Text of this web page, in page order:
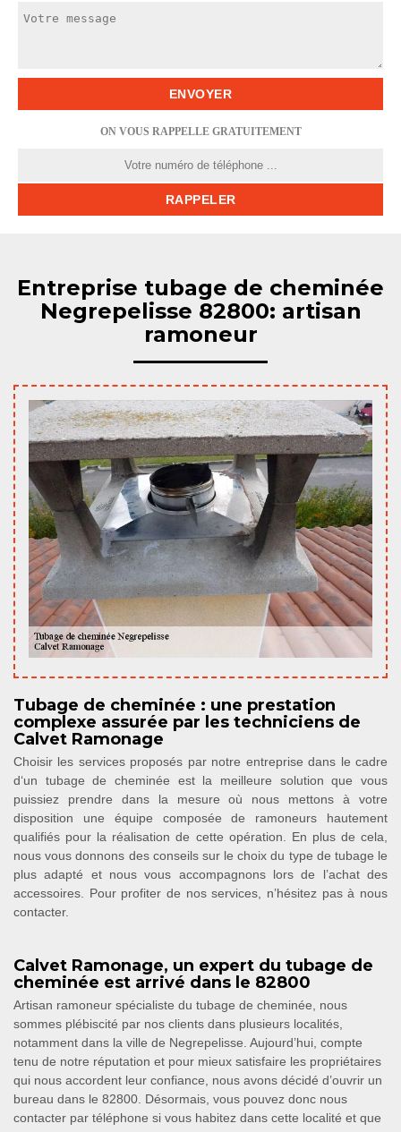
ON VOUS RAPPELLE GRATUITEMENT
Entreprise tubage de cheminée
Negrepelisse 82800: artisan
ramoneur
Tubage de cheminée : une prestation
complexe assurée par les techniciens de
Calvet Ramonage
Choisir les services proposés par notre entreprise dans le cadre
d‘un tubage de cheminée est la meilleure solution que vous
puissiez prendre dans la mesure où nous mettons à votre
disposition une équipe composée de ramoneurs hautement
qualifiés pour la réalisation de cette opération. En plus de cela,
nous vous donnons des conseils sur le choix du type de tubage le
plus adapté et nous vous accompagnons lors de l’achat des
accessoires. Pour profiter de nos services, n’hésitez pas à nous
contacter.
Calvet Ramonage, un expert du tubage de
cheminée est arrivé dans le 82800
Artisan ramoneur spécialiste du tubage de cheminée, nous
sommes plébiscité par nos clients dans plusieurs localités,
notamment dans la ville de Negrepelisse. Aujourd’hui, compte
tenu de notre réputation et pour mieux satisfaire les propriétaires
qui nous accordent leur confiance, nous avons décidé d’ouvrir un
bureau dans le 82800. Désormais, vous pouvez donc nous
contacter par téléphone si vous habitez dans cette localité et que